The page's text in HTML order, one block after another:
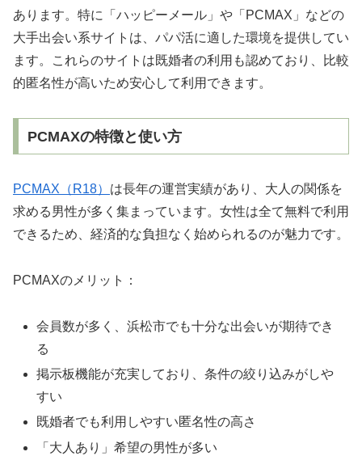
あります。特に「ハッピーメール」や「PCMAX」などの
大手出会い系サイトは、パパ活に適した環境を提供してい
ます。これらのサイトは既婚者の利用も認めており、比較
的匿名性が高いため安心して利用できます。
PCMAXの特徴と使い方
PCMAX（R18） は長年の運営実績があり、大人の関係を
求める男性が多く集まっています。女性は全て無料で利用
できるため、経済的な負担なく始められるのが魅力です。
PCMAXのメリット：
会員数が多く、浜松市でも十分な出会いが期待でき
る
掲示板機能が充実しており、条件の絞り込みがしや
すい
既婚者でも利用しやすい匿名性の高さ
「大人あり」希望の男性が多い